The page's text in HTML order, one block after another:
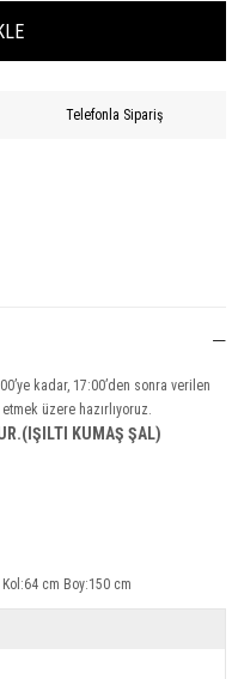
Telefonla Sipariş
kadar, 17:00’den sonra verilen
üzere hazırlıyoruz.
KUMAŞ ŞAL)
cm Boy:150 cm